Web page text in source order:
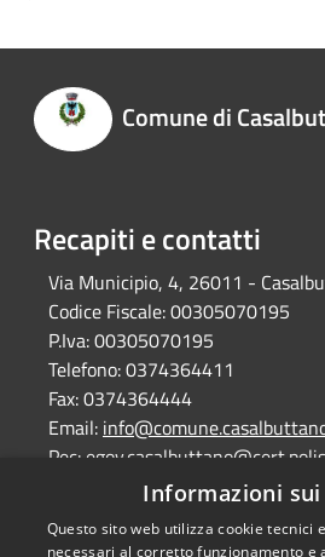
Comune di
Recapiti e contatti
Via Municipio, 4, 26011 -
Codice Fiscale:00305070195
P.Iva:00305070195
Telefono:0374364411
Fax:0374364444
Email:
Pec:
RSS
Informazioni
Questo sito web utilizza cookie tecnici
necessari al corretto funzionamento e